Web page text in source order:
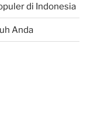
di Indonesia
Anda